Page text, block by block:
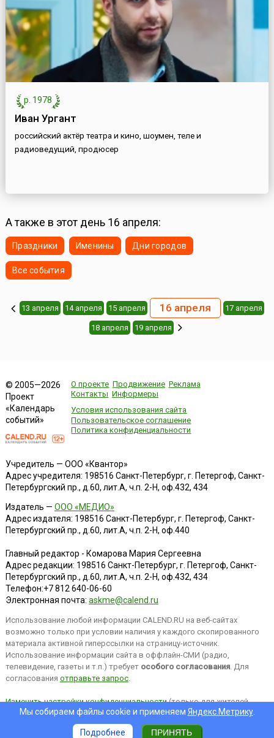
р. 1978
Иван Ургант
российский актёр театра и кино, шоумен, теле и
радиоведущий, продюсер
А также в этот день 16 апреля:
Праздники Именины Дни городов
Все события
13 апреля 14 апреля 15 апреля 16 апреля 17 апреля
18 апреля 19 апреля
© 2005—2026
Проект
«Календарь
событий»
О проекте Продвижение Реклама
Контакты Информеры
Условия использования сайта
Пользовательское соглашение
Политика конфиденциальности
Учредитель — ООО «Квантор»
Адрес учредителя: 198516 Санкт-Петербург, г. Петергоф, Санкт-
Петербургский пр., д.60, лит.А, ч.п. 2-Н, оф.432, 434
Издатель — ООО «МЕДИО»
Адрес издателя: 198516 Санкт-Петербург, г. Петергоф, Санкт-
Петербургский пр., д.60, лит.А, ч.п. 2-Н, оф.440
Главный редактор - Комарова Мария Сергеевна
Адрес редакции: 198516 Санкт-Петербург, г. Петергоф, Санкт-
Петербургский пр., д.60, лит.А, ч.п. 2-Н, оф.432, 434
Телефон:+7 812 640-06-60
Электронная почта: askme@calend.ru
Использование любой информации CALEND.RU на веб-сайтах
возможно только при условии наличия у каждого скопированного
материала активной гиперссылки на страницу-источник.
Использование информации сайта в оффлайн-СМИ (радио,
телевидение, газеты и т.п.) требует особого согласования. Для
согласования отправьте запрос.
Изменить настройки конфиденциальности(только для жителей
EEA).Мы собираем файлы cookie и применяем Яндекс.Метрику.
Подробнее ПРИНЯТЬ